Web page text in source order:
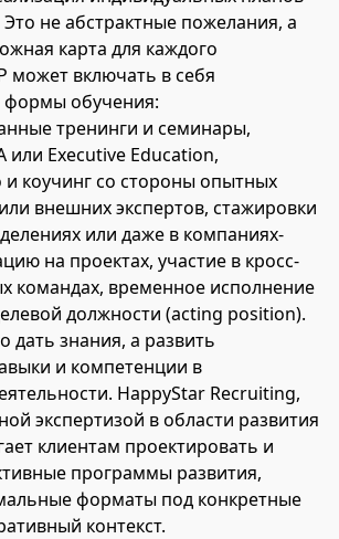
не абстрактные пожелания, а
карта для каждого
может включать в себя
формы обучения:
тренинги и семинары,
Executive Education,
и коучинг со стороны опытных
внешних экспертов, стажировки
или даже в компаниях-
на проектах, участие в кросс-
командах, временное исполнение
должности (acting position).
дать знания, а развить
и компетенции в
HappyStar Recruiting,
экспертизой в области развития
клиентам проектировать и
программы развития,
форматы под конкретные
контекст.